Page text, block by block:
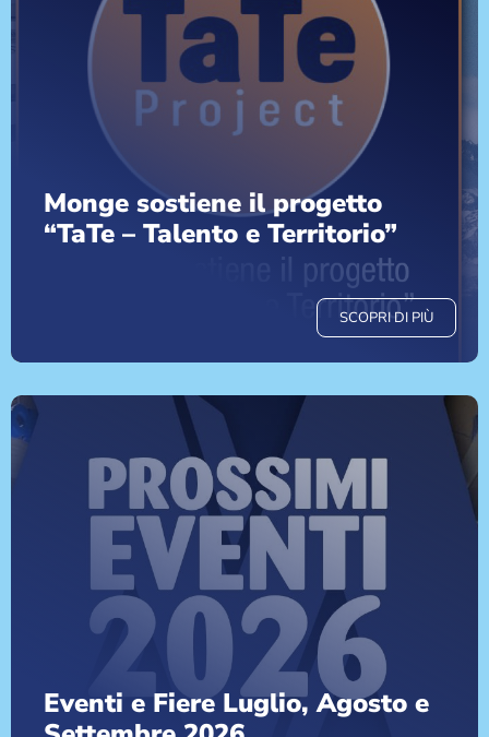
Monge sostiene il progetto
“TaTe – Talento e Territorio”
SCOPRI DI PIÙ
Eventi e Fiere Luglio, Agosto e